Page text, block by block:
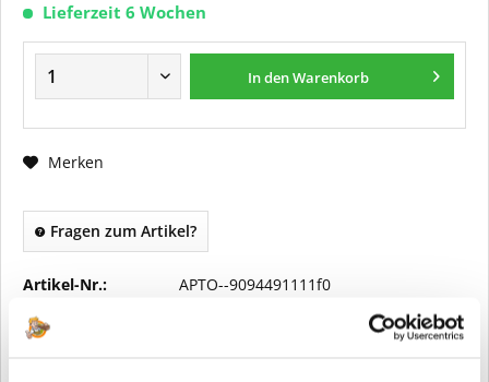
Lieferzeit 6 Wochen
In denWarenkorb
Merken
Fragen zum Artikel?
Artikel-Nr.: APTO--9094491111f0
Vorteile